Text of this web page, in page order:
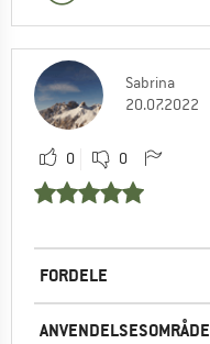
Sabrina
20.07.2022
0 0
FORDELE
ANVENDELSESOMRÅDE